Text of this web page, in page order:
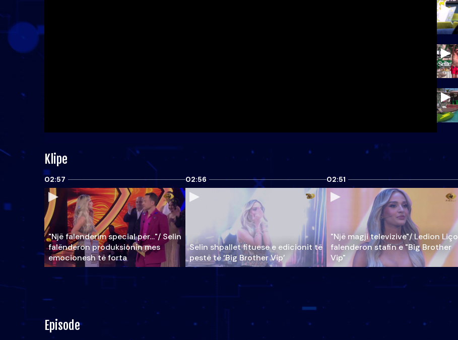
Klipe
02:57
"Një falenderim special për…"/ Selin
falënderon produksionin mes
emocionesh të forta
02:56
Selin shpallet fituese e edicionit të
pestë të ‘Big Brother Vip’
02:51
"Një magji televizive"/ Ledion Liço
falenderon stafin e "Big Brother
Vip"
Episode